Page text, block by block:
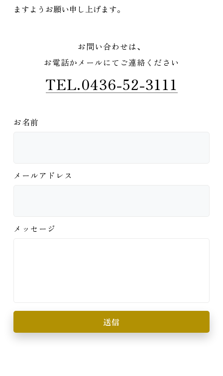
ますようお願い申し上げます。
お問い合わせは、
お電話かメールにてご連絡ください
TEL.0436-52-3111
お名前
メールアドレス
メッセージ